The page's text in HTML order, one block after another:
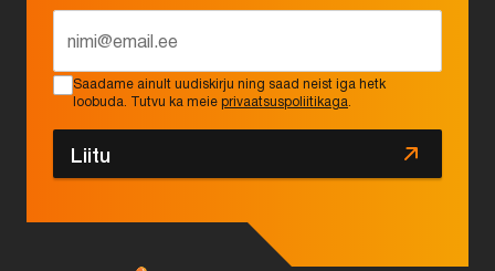
Saadame ainult uudiskirju ning saad neist iga hetk
loobuda. Tutvu ka meieprivaatsuspoliitikaga.
Liitu